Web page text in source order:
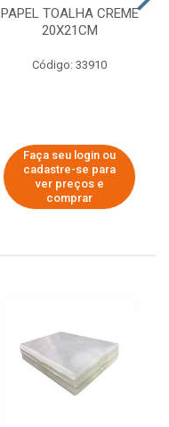
PAPEL TOALHA CREME
20X21CM
Código: 33910
Faça seu login ou
cadastre-se para
ver preços e
comprar